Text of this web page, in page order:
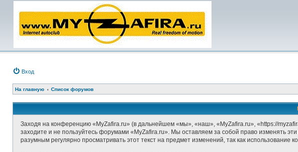
Вход
На главную Список форумов
Заходя на конференцию «MyZafira.ru» (в дальнейшем «мы», «наш», «MyZafira.ru», «https://
заходите и не пользуйтесь форумами «MyZafira.ru». Мы оставляем за собой право изменять
разумным регулярно просматривать этот текст на предмет изменений, так как